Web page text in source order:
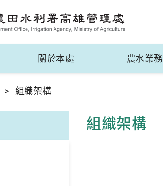
關於本處 農水業務
組織架構
組織架構